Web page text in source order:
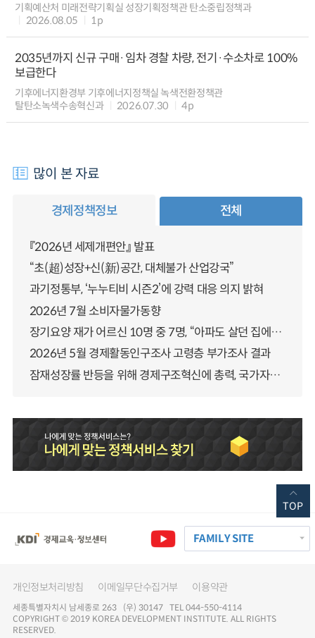
기획예산처 미래전략기획실 성장기획정책관 탄소중립정책과
2026.08.05
1p
2035년까지 신규 구매·임차 경찰 차량, 전기·수소차로 100%
보급한다
기후에너지환경부 기후에너지정책실 녹색전환정책관
탈탄소녹색수송혁신과
2026.07.30 4p
많이 본 자료
경제정책정보 전체
『2026년 세제개편안』 발표
“초(超)성장+신(新)공간, 대체불가 산업강국”
과기정통부, ‘누누티비 시즌2’에 강력 대응 의지 밝혀
2026년 7월 소비자물가동향
장기요양 재가 어르신 10명 중 7명, “아파도 살던 집에서 살겠다” 「2025년 장기요양실태조사」 결과 발표
2026년 5월 경제활동인구조사 고령층 부가조사 결과
잠재성장률 반등을 위해 경제구조혁신에 총력, 국가자산 관리체계 대전환
FAMILY SITE
개인정보처리방침 이메일무단수집거부 이용약관
세종특별자치시 남세종로 263 (우) 30147 TEL 044-550-4114
COPYRIGHT © 2019 KOREA DEVELOPMENT INSTITUTE. ALL RIGHTS
RESERVED.
TOP